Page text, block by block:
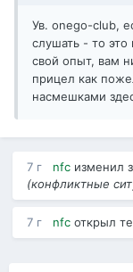
Ув. onego-club,
слушать - то это
свой опыт, вам
прицел как
насмешками
7 г nfc изменил
(конфликтные
7 г nfc открыл